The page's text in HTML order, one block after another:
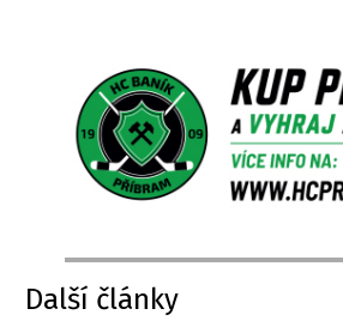
Další články